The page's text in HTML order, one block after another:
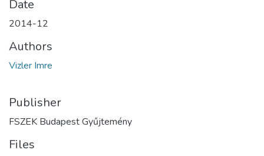
Date
2014-12
Authors
Vizler Imre
Publisher
FSZEK Budapest Gyűjtemény
Files